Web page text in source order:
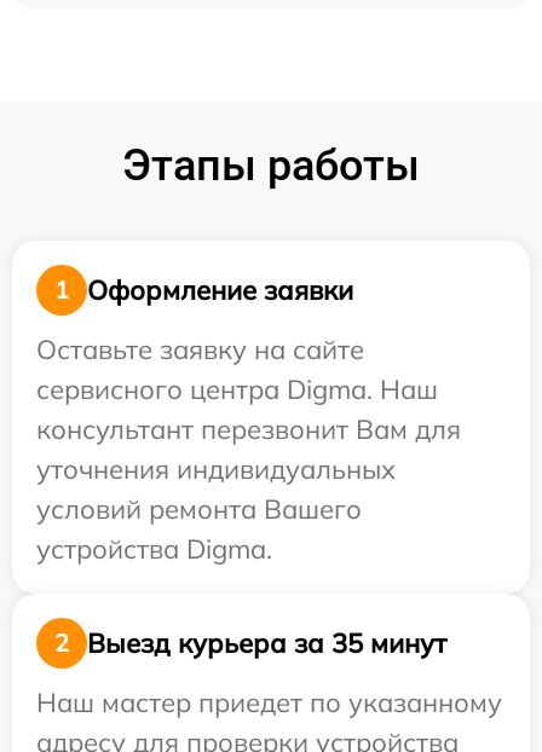
Этапы работы
1
Оформление заявки
Оставьте заявку на сайте
сервисного центра Digma. Наш
консультант перезвонит Вам для
уточнения индивидуальных
условий ремонта Вашего
устройства Digma.
2
Выезд курьера за 35 минут
Наш мастер приедет по указанному
адресу для проверки устройства